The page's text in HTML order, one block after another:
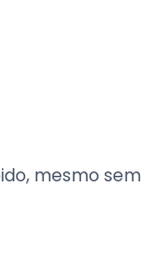
mesmo sem